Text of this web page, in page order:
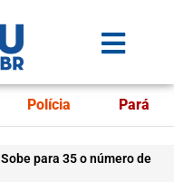
Polícia Pará
Sobe para 35 o número de